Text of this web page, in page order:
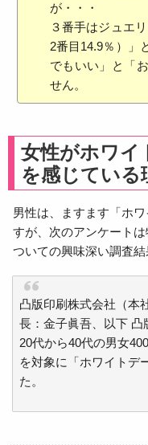
が・・・
３番手はジュエ
2番目14.9％）」
でもいい」と「
せん。
女性がホワイ
を感じている
男性は、ますます「ホ
すが、次のアンケート
ついての興味深い調査結
凸版印刷株式会社（本
長：金子眞吾、以下 凸
20代から40代の男女
を対象に「ホワイトデ
た。